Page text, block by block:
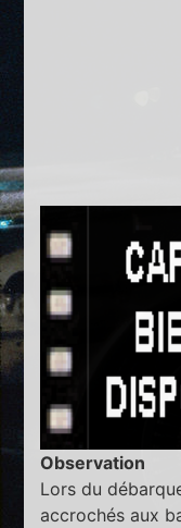
Observation
Lors du
accrochés aux